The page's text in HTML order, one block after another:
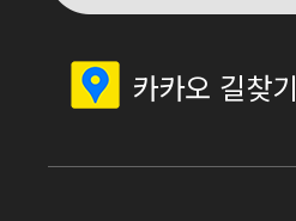
카카오 길찾기